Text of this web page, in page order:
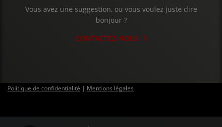
CRÉATIONS AUDIOVISUELLES
Vous avez une suggestion, ou vous voulez juste dire
bonjour ?
CONTACTEZ-NOUS
Politique de confidentialité | Mentions légales